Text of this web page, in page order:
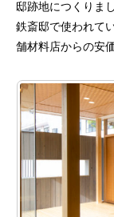
邸跡地につくりまし
鉄斎邸で使われて
舗材料店からの安